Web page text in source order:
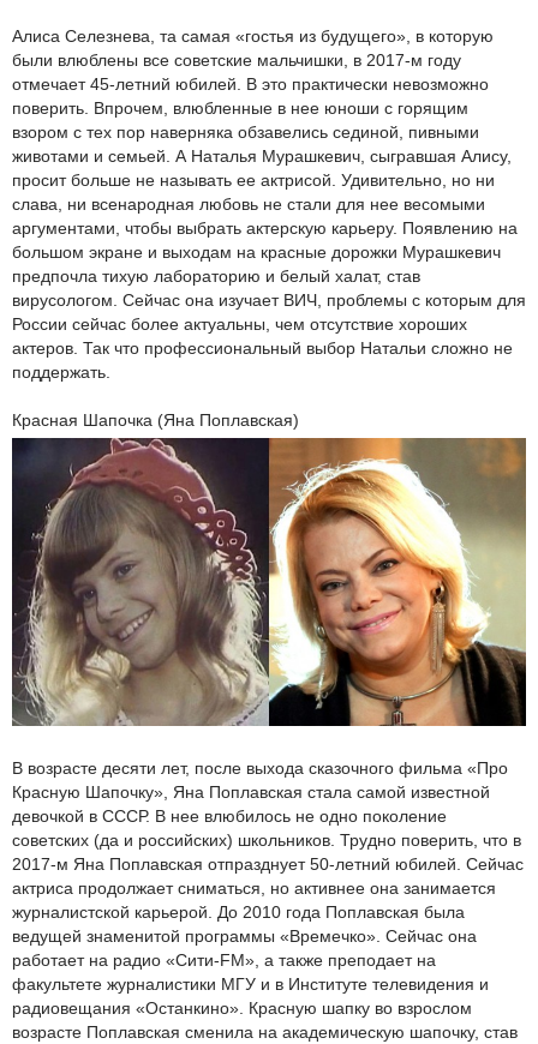
Алиса Селезнева, та самая «гостья из будущего», в которую
были влюблены все советские мальчишки, в 2017-м году
отмечает 45-летний юбилей. В это практически невозможно
поверить. Впрочем, влюбленные в нее юноши с горящим
взором с тех пор наверняка обзавелись сединой, пивными
животами и семьей. А Наталья Мурашкевич, сыгравшая Алису,
просит больше не называть ее актрисой. Удивительно, но ни
слава, ни всенародная любовь не стали для нее весомыми
аргументами, чтобы выбрать актерскую карьеру. Появлению на
большом экране и выходам на красные дорожки Мурашкевич
предпочла тихую лабораторию и белый халат, став
вирусологом. Сейчас она изучает ВИЧ, проблемы с которым для
России сейчас более актуальны, чем отсутствие хороших
актеров. Так что профессиональный выбор Натальи сложно не
поддержать.
Красная Шапочка (Яна Поплавская)
В возрасте десяти лет, после выхода сказочного фильма «Про
Красную Шапочку», Яна Поплавская стала самой известной
девочкой в СССР. В нее влюбилось не одно поколение
советских (да и российских) школьников. Трудно поверить, что в
2017-м Яна Поплавская отпразднует 50-летний юбилей. Сейчас
актриса продолжает сниматься, но активнее она занимается
журналистской карьерой. До 2010 года Поплавская была
ведущей знаменитой программы «Времечко». Сейчас она
работает на радио «Сити-FM», а также преподает на
факультете журналистики МГУ и в Институте телевидения и
радиовещания «Останкино». Красную шапку во взрослом
возрасте Поплавская сменила на академическую шапочку, став